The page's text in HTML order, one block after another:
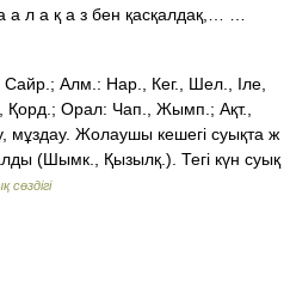
а л а қ а з бен қасқалдақ,… …
Алм.: Нар., Кег., Шел., Іле,
Орал: Чап., Жымп.; Ақт.,
мұздау. Жолаушы кешегі суықта ж
(Шымк., Қызылқ.). Тегі күн суық
сөздігі